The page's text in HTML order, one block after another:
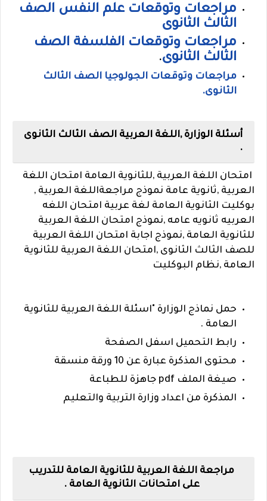
مراجعات وتوقعات علم النفس الصف
الثالث الثانوى
مراجعات وتوقعات الفلسفة الصف
الثالث الثانوى.
مراجعات وتوقعات الجولوجيا الصف الثالث
الثانوى.
أسئلة الوزارة ,اللغة العربية الصف الثالث الثانوى
.
امتحان اللغة العربية ,للثانوية العامة امتحان اللغة
العربية ,ثانوية عامة نموذج مراجعةاللغة العربية ,
بوكليت الثانوية العامة لغة عربية امتحان اللغه
العربيه ثانويه عامه ,نموذج امتحان اللغة العربية
للثانوية العامة ,نموذج اجابة امتحان اللغة العربية
للصف الثالث الثانوى ,امتحان اللغة العربية للثانوية
العامة ,نظام البوكليت
حمل نماذج الوزارة "اسئلة اللغة العربية للثانوية
العامة .
رابط التحميل اسفل الصفحة
محتوى المذكرة عبارة عن 10 ورقة منسقة
صيغة الملف pdf جاهزة للطباعة
المذكرة من اعداد وزارة التربية والتعليم
مراجعة اللغة العربية للثانوية العامة للتدريب
على امتحانات الثانوية العامة .